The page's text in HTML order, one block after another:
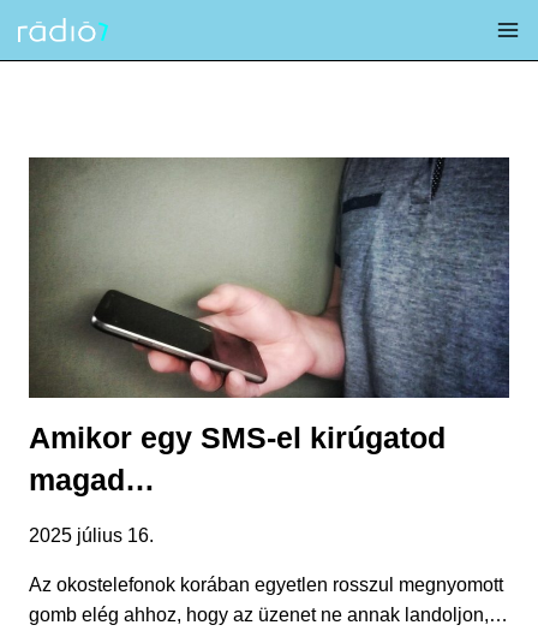
Amikor egy SMS-el kirúgatod
magad…
2025 július 16.
Az okostelefonok korában egyetlen rosszul megnyomott
gomb elég ahhoz, hogy az üzenet ne annak landoljon,…